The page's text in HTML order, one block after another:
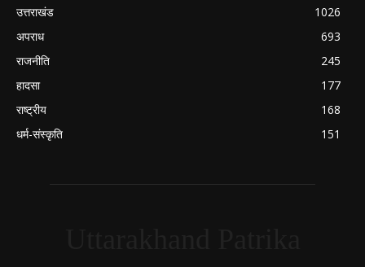
उत्तराखंड
1026
अपराध
693
राजनीति
245
हादसा
177
राष्ट्रीय
168
धर्म-संस्कृति
151